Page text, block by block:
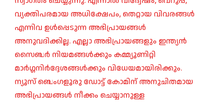
വ്യക്തിപരമായ അധിക്ഷേപം, തെറ്റായ വിവരങ്ങൾ
എന്നിവ ഉൾപ്പെടുന്ന അഭിപ്രായങ്ങൾ
അനുവദിക്കില്ല. എല്ലാ അഭിപ്രായങ്ങളും ഇന്ത്യൻ
സൈബർ നിയമങ്ങൾക്കും കമ്മ്യൂണിറ്റി
മാർഗ്ഗനിർദ്ദേശങ്ങൾക്കും വിധേയമായിരിക്കും.
ന്യൂസ് ബെംഗളൂരു ഡോട്ട് കോമിന് അനുചിതമായ
അഭിപ്രായങ്ങൾ നീക്കം ചെയ്യാനുള്ള